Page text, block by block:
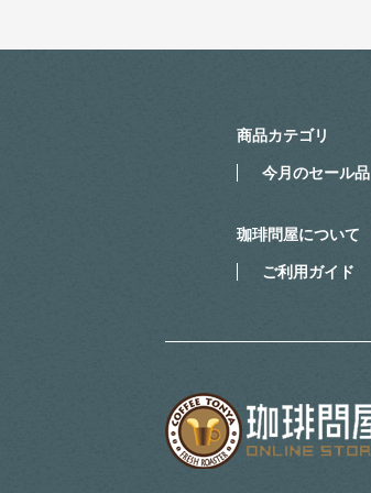
商品カテゴリ
今月のセール品
珈琲問屋について
ご利用ガイド